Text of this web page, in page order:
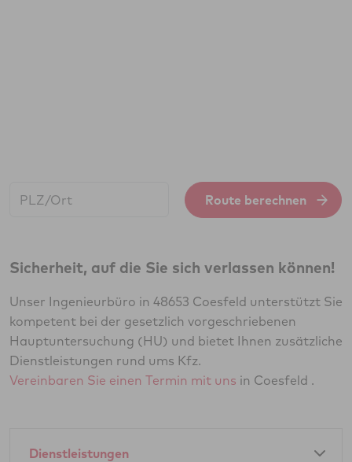
Route berechnen
Sicherheit, auf die Sie sich verlassen können!
Unser Ingenieurbüro in 48653 Coesfeld unterstützt Sie
kompetent bei der gesetzlich vorgeschriebenen
Hauptuntersuchung (HU) und bietet Ihnen zusätzliche
Dienstleistungen rund ums Kfz.
Vereinbaren Sie einen Termin mit uns in Coesfeld .
Dienstleistungen